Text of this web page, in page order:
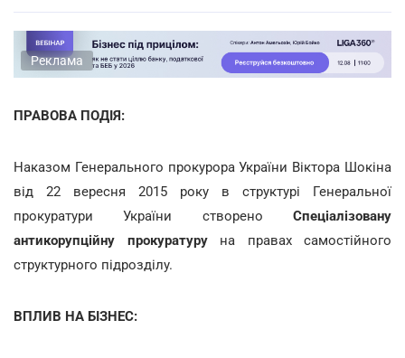
Реклама
ПРАВОВА ПОДІЯ:
Наказом Генерального прокурора України Віктора Шокіна
від 22 вересня 2015 року в структурі Генеральної
прокуратури України створено Спеціалізовану
антикорупційну прокуратуру на правах самостійного
структурного підрозділу.
ВПЛИВ НА БІЗНЕС: